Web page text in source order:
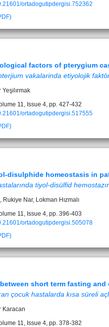
ortadogutipdergisi.752362
factors of pterygium
vakalarinda etiyolojik
11, Issue 4, pp. 427-432
ortadogutipdergisi.517555
disulphide homeostasis in
tiyol-disülfid
Nar, Lokman Hızmalı
11, Issue 4, pp. 396-403
ortadogutipdergisi.505078
short term fasting
çocuk hastalarda kısa süreli
Karacan
11, Issue 4, pp. 378-382